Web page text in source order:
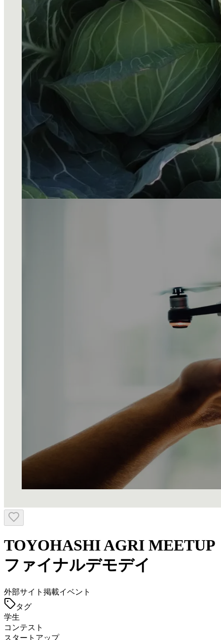
TOYOHASHI AGRI MEETUP
ファイナルデモデイ
外部サイト掲載イベント
タグ
学生
コンテスト
スタートアップ